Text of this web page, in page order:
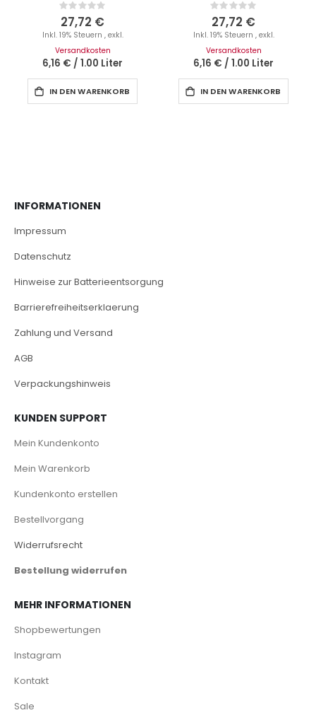
Rating:
0%
27,72 €
Inkl. 19% Steuern , exkl.
Versandkosten
6,16 € / 1.00 Liter
IN DEN WARENKORB
Rating:
0%
27,72 €
Inkl. 19% Steuern , exkl.
Versandkosten
6,16 € / 1.00 Liter
IN DEN WARENKORB
INFORMATIONEN
Impressum
Datenschutz
Hinweise zur Batterieentsorgung
Barrierefreiheitserklaerung
Zahlung und Versand
AGB
Verpackungshinweis
KUNDEN SUPPORT
Mein Kundenkonto
Mein Warenkorb
Kundenkonto erstellen
Bestellvorgang
Widerrufsrecht
Bestellung widerrufen
MEHR INFORMATIONEN
Shopbewertungen
Instagram
Kontakt
Sale